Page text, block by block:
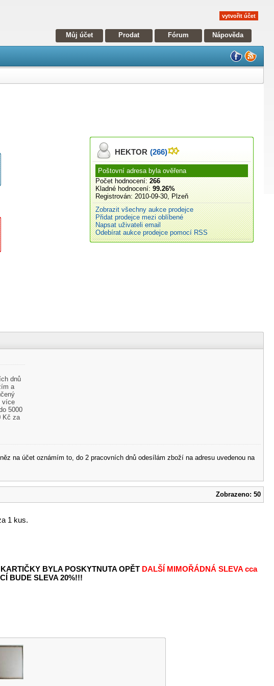
vytvořit účet
Můj účet Prodat Fórum Nápověda
HEKTOR (266)
Poštovní adresa byla ověřena
Počet hodnocení: 266
Kladné hodnocení: 99.26%
Registrován: 2010-09-30, Plzeň
Zobrazit všechny aukce prodejce
Přidat prodejce mezi oblíbené
Napsat uživateli email
Odebírat aukce prodejce pomocí RSS
dnů
a
více
5000
Kč za
na účet oznámím to, do 2 pracovních dnů odesílám zboží na adresu uvedenou na
Zobrazeno: 50
1 kus.
BYLA POSKYTNUTA OPĚT DALŠÍ MIMOŘÁDNÁ SLEVAcca
BUDE SLEVA 20%!!!